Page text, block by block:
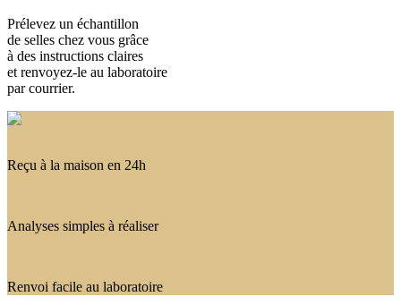
Prélevez un échantillon
de selles chez vous grâce
à des instructions claires
et renvoyez-le au laboratoire
par courrier.
Reçu à la maison en 24h
Analyses simples à réaliser
Renvoi facile au laboratoire